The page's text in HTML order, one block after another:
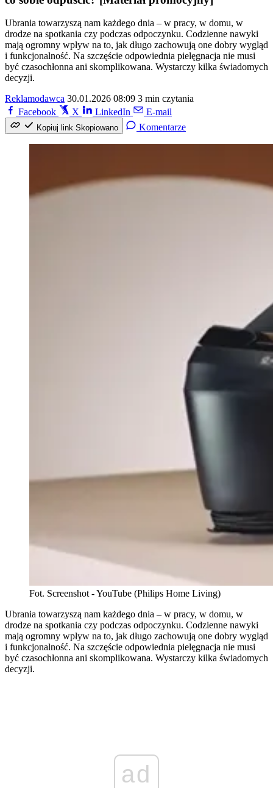
Ubrania towarzyszą nam każdego dnia – w pracy, w domu, w
drodze na spotkania czy podczas odpoczynku. Codzienne nawyki
mają ogromny wpływ na to, jak długo zachowują one dobry wygląd
i funkcjonalność. Na szczęście odpowiednia pielęgnacja nie musi
być czasochłonna ani skomplikowana. Wystarczy kilka świadomych
decyzji.
Reklamodawca 30.01.2026 08:09 3 min czytania
Facebook
X LinkedIn E-mail
Kopiuj link Skopiowano Komentarze
Fot. Screenshot - YouTube (Philips Home Living)
Ubrania towarzyszą nam każdego dnia – w pracy, w domu, w
drodze na spotkania czy podczas odpoczynku. Codzienne nawyki
mają ogromny wpływ na to, jak długo zachowują one dobry wygląd
i funkcjonalność. Na szczęście odpowiednia pielęgnacja nie musi
być czasochłonna ani skomplikowana. Wystarczy kilka świadomych
decyzji.
ad